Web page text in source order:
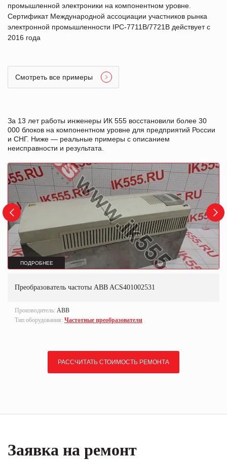
промышленной электроники на компонентном уровне.
Сертификат Международной ассоциации участников рынка
электронной промышленности IPC-7711B/7721B действует с
2016 года
Смотреть все примеры
За 13 лет работы инженеры ИК 555 восстановили более 30
000 блоков на компонентном уровне для предприятий России
и СНГ. Ниже — реальные примеры с описанием
неисправности и результата.
ПОДРОБНЕЕ
Преобразователь частоты ABB ACS401002531
Производитель: ABB
Тип оборудования: Частотные преобразователи
РАССЧИТАТЬ СТОИМОСТЬ РЕМОНТА
Заявка на ремонт